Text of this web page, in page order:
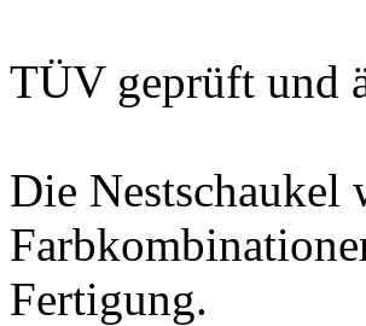
TÜV geprüft und
Die Nestschaukel
Fertigung.